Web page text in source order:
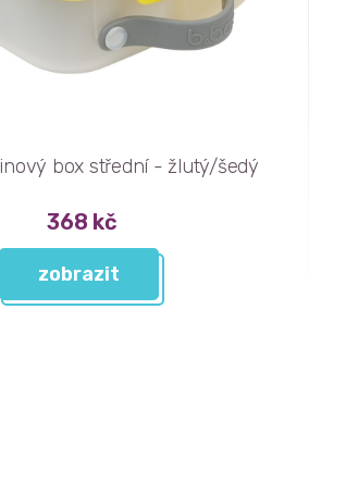
box střední - žlutý/šedý
368 kč
zobrazit